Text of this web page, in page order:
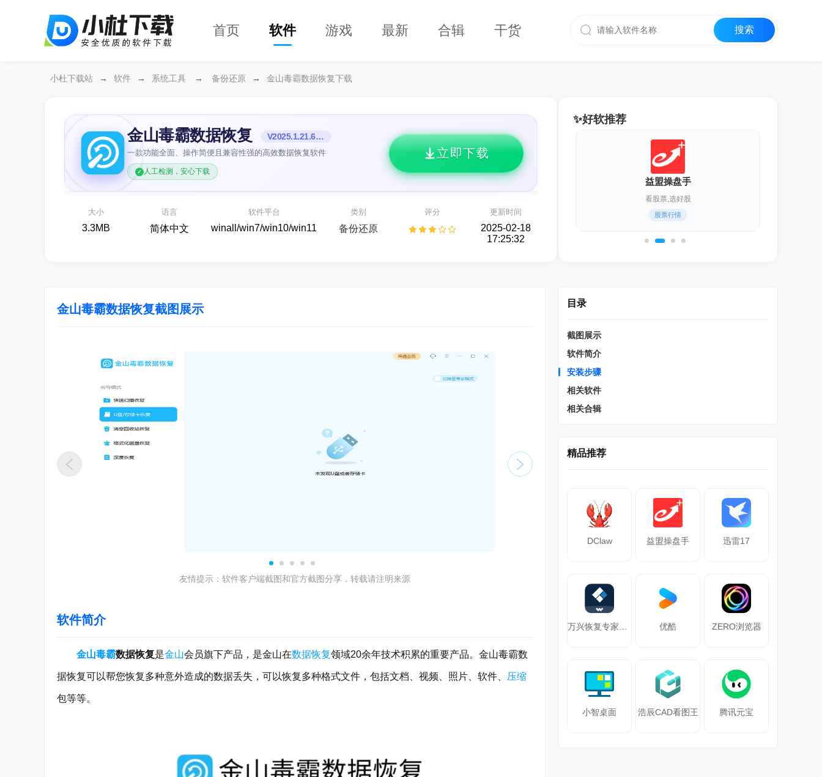
首页 软件 游戏 最新 合辑 干货
小杜下载站 → 软件 → 系统工具 → 备份还原 → 金山毒霸数据恢复下载
金山毒霸数据恢复 V2025.1.21.60090
一款功能全面、操作简便且兼容性强的高效数据恢复软件
人工检测，安心下载
立即下载
大小
3.3MB
语言
简体中文
软件平台
winall/win7/win10/win11
类别
备份还原
评分 更新时间
2025-02-18
17:25:32
✨好软推荐
万兴恢复专家64位
备份还原 AI助手
益盟操盘手
股票行情
迅雷17
化繁为简,更轻快！
通用下载器
金山毒霸数据恢复截图展示
友情提示：软件客户端截图和官方截图分享，转载请注明来源
软件简介
金山毒霸数据恢复是金山会员旗下产品，是金山在数据恢复领域20余年技术积累的重要产品。金山毒霸数
据恢复可以帮您恢复多种意外造成的数据丢失，可以恢复多种格式文件，包括文档、视频、照片、软件、 压缩
包等等。
目录
截图展示
软件简介
安装步骤
相关软件
相关合辑
精品推荐
DClaw 益盟操盘手 迅雷17
优酷 ZERO浏览器
小智桌面 浩辰CAD看图王 腾讯元宝